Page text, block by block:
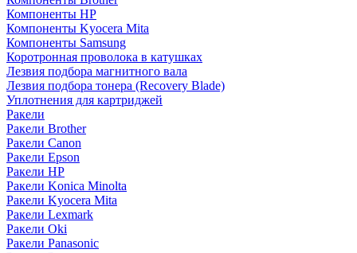
Компоненты HP
Компоненты Kyocera Mita
Компоненты Samsung
Коротронная проволока в катушках
Лезвия подбора магнитного вала
Лезвия подбора тонера (Recovery Blade)
Уплотнения для картриджей
Ракели
Ракели Brother
Ракели Canon
Ракели Epson
Ракели HP
Ракели Konica Minolta
Ракели Kyocera Mita
Ракели Lexmark
Ракели Oki
Ракели Panasonic